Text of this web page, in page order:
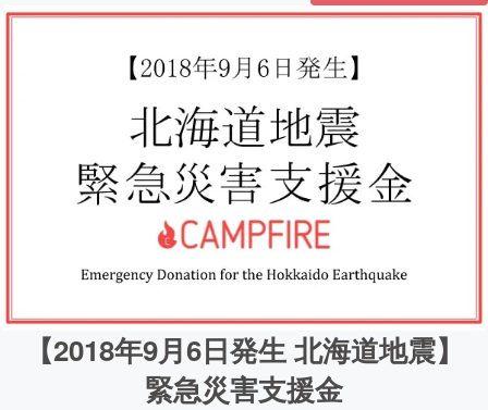
【2018年9月6日発生 北海道地震】
緊急災害支援金